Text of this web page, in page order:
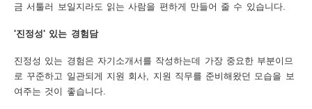
금 서툴러 보일지라도 읽는 사람을 편하게 만들어 줄 수 있습니다.
'진정성' 있는 경험담
진정성 있는 경험은 자기소개서를 작성하는데 가장 중요한 부분이므
로 꾸준하고 일관되게 지원 회사, 지원 직무를 준비해왔던 모습을 보
여주는 것이 좋습니다.